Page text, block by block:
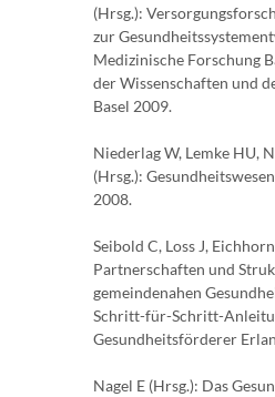
(Hrsg.):
zur
Medizinische Forschung
der Wissenschaften und
Basel 2009.
Niederlag W, Lemke HU,
(Hrsg.):
2008.
Seibold C, Loss J,
Partnerschaften und
gemeindenahen
Schritt-für-Schritt-
Gesundheitsförderer
Nagel E (Hrsg.): Das